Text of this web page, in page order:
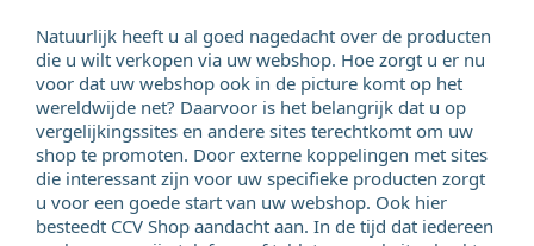
Natuurlijk heeft u al goed nagedacht over de producten
die u wilt verkopen via uw webshop. Hoe zorgt u er nu
voor dat uw webshop ook in de picture komt op het
wereldwijde net? Daarvoor is het belangrijk dat u op
vergelijkingssites en andere sites terechtkomt om uw
shop te promoten. Door externe koppelingen met sites
die interessant zijn voor uw specifieke producten zorgt
u voor een goede start van uw webshop. Ook hier
besteedt CCV Shop aandacht aan. In de tijd dat iedereen